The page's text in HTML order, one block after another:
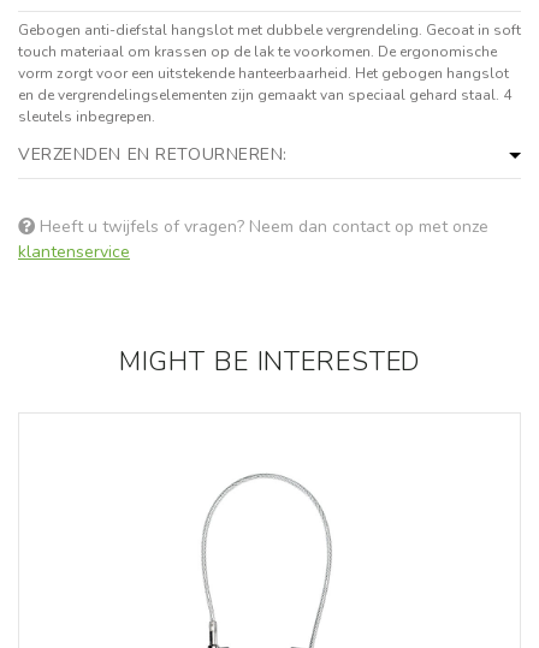
Gebogen anti-diefstal hangslot met dubbele vergrendeling. Gecoat in soft
touch materiaal om krassen op de lak te voorkomen. De ergonomische
vorm zorgt voor een uitstekende hanteerbaarheid. Het gebogen hangslot
en de vergrendelingselementen zijn gemaakt van speciaal gehard staal. 4
sleutels inbegrepen.
VERZENDEN EN RETOURNEREN:
Heeft u twijfels of vragen? Neem dan contact op met onze
klantenservice
MIGHT BE INTERESTED